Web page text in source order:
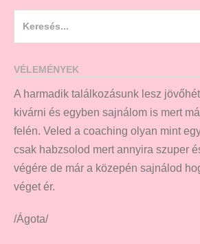
VÉLEMÉNYEK
A harmadik találkozásunk lesz
kivárni és egyben sajnálom is mert
felén. Veled a coaching olyan mint
csak habzsolod mert annyira szuper
végére de már a közepén sajnálod
véget ér.
/Ágota/